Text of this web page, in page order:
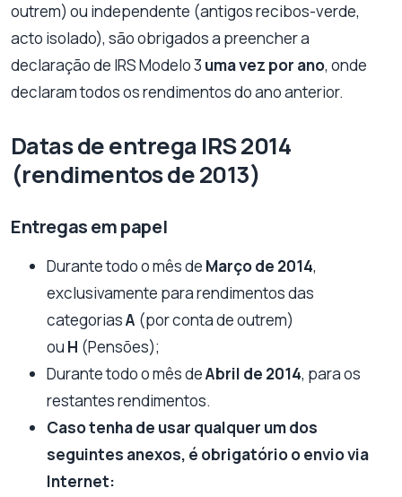
outrem) ou independente (antigos recibos-verde,
acto isolado), são obrigados a preencher a
declaração de IRS Modelo 3 uma vez por ano, onde
declaram todos os rendimentos do ano anterior.
Datas de entrega IRS 2014
(rendimentos de 2013)
Entregas em papel
Durante todo o mêsde Março de 2014,
exclusivamente para rendimentos das
categoriasA (por conta de outrem)
ou H (Pensões);
Durante todo o mêsdeAbril de 2014, para os
restantes rendimentos.
Caso tenha de usar qualquer um dos
seguintes anexos, é obrigatório o envio via
Internet: